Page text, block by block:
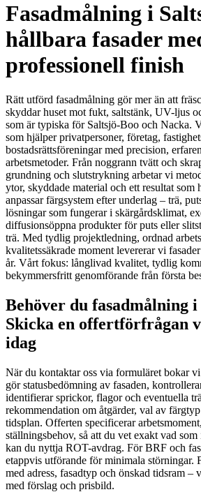
Fasadmålning i
hållbara fasader
professionell finish
Rätt utförd fasadmålning gör mer än att
skyddar huset mot fukt, saltstänk, UV-ljus
som är typiska för Saltsjö-Boo och Nacka.
som hjälper privatpersoner, företag,
bostadsrättsföreningar med precision,
arbetsmetoder. Från noggrann tvätt och
grundning och slutstrykning arbetar vi
ytor, skyddade material och ett resultat som
anpassar färgsystem efter underlag – trä,
lösningar som fungerar i skärgårdsklimat,
diffusionsöppna produkter för puts eller
trä. Med tydlig projektledning, ordnad
kvalitetssäkrade moment levererar vi
år. Vårt fokus: långlivad kvalitet, tydlig
bekymmersfritt genomförande från första
Behöver du fasadmålning i
Skicka en offertförfrågan
idag
När du kontaktar oss via formuläret bokar
gör statusbedömning av fasaden,
identifierar sprickor, flagor och eventuella
rekommendation om åtgärder, val av
tidsplan. Offerten specificerar
ställningsbehov, så att du vet exakt vad
kan du nyttja ROT-avdrag. För BRF och
etappvis utförande för minimala störningar.
med adress, fasadtyp och önskad tidsram –
med förslag och prisbild.